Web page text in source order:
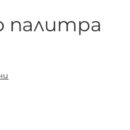
палитра